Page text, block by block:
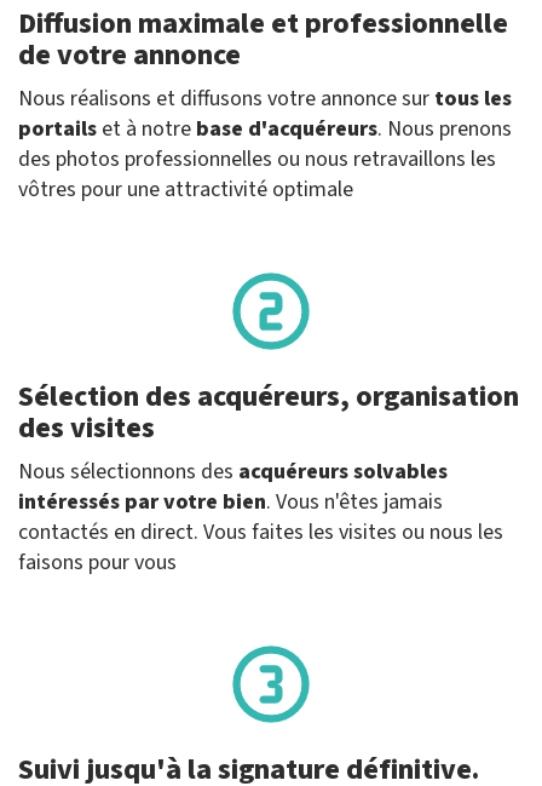
Diffusion maximale et professionnelle
de votre annonce
Nous réalisons et diffusons votre annonce sur tous les
portails et à notre base d'acquéreurs. Nous prenons
des photos professionnelles ou nous retravaillons les
vôtres pour une attractivité optimale
Sélection des acquéreurs, organisation
des visites
Nous sélectionnons des acquéreurs solvables
intéressés par votre bien. Vous n'êtes jamais
contactés en direct. Vous faites les visites ou nous les
faisons pour vous
Suivi jusqu'à la signature définitive.